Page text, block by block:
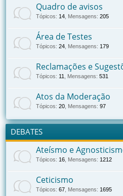
d
Quadro de avisos
Tópicos: 14 Mensagens: 205
Área de Testes
Tópicos: 24 Mensagens: 179
Reclamações e
Tópicos: 11 Mensagens: 531
Atos da Moderação
Tópicos: 20 Mensagens: 97
DEBATES
Ateísmo e
Tópicos: 16 Mensagens: 1212
Ceticismo
Tópicos: 67 Mensagens: 1695